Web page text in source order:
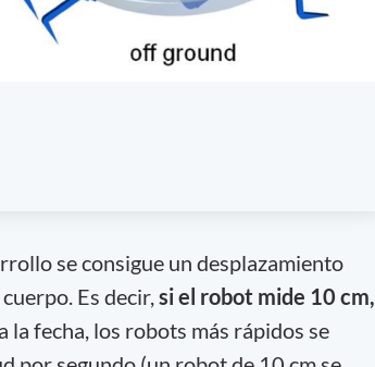
se consigue un desplazamiento
Es decir,si el robot mide 10 cm,
la fecha, los robots más rápidos se